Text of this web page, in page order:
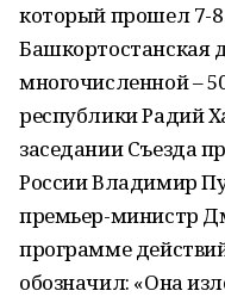
который прошел 7-8
Башкортостанская
многочисленной –
республики Радий
заседании Съезда
России Владимир
премьер-министр
программе
обозначил: «Она